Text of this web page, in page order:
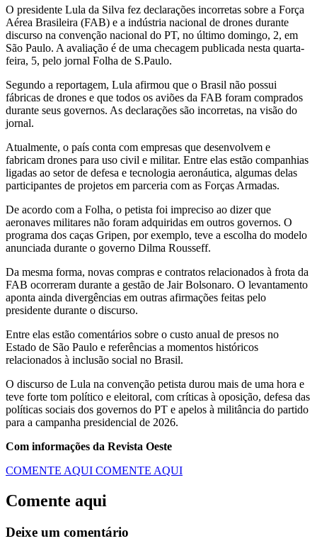
O presidente Lula da Silva fez declarações incorretas sobre a Força
Aérea Brasileira (FAB) e a indústria nacional de drones durante
discurso na convenção nacional do PT, no último domingo, 2, em
São Paulo. A avaliação é de uma checagem publicada nesta quarta-
feira, 5, pelo jornal Folha de S.Paulo.
Segundo a reportagem, Lula afirmou que o Brasil não possui
fábricas de drones e que todos os aviões da FAB foram comprados
durante seus governos. As declarações são incorretas, na visão do
jornal.
Atualmente, o país conta com empresas que desenvolvem e
fabricam drones para uso civil e militar. Entre elas estão companhias
ligadas ao setor de defesa e tecnologia aeronáutica, algumas delas
participantes de projetos em parceria com as Forças Armadas.
De acordo com a Folha, o petista foi impreciso ao dizer que
aeronaves militares não foram adquiridas em outros governos. O
programa dos caças Gripen, por exemplo, teve a escolha do modelo
anunciada durante o governo Dilma Rousseff.
Da mesma forma, novas compras e contratos relacionados à frota da
FAB ocorreram durante a gestão de Jair Bolsonaro. O levantamento
aponta ainda divergências em outras afirmações feitas pelo
presidente durante o discurso.
Entre elas estão comentários sobre o custo anual de presos no
Estado de São Paulo e referências a momentos históricos
relacionados à inclusão social no Brasil.
O discurso de Lula na convenção petista durou mais de uma hora e
teve forte tom político e eleitoral, com críticas à oposição, defesa das
políticas sociais dos governos do PT e apelos à militância do partido
para a campanha presidencial de 2026.
Com informações da Revista Oeste
COMENTE AQUI COMENTE AQUI
Comente aqui
Deixe um comentário